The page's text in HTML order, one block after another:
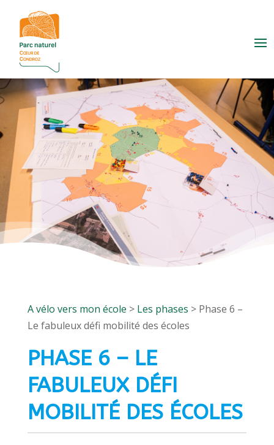
A vélo vers mon école > Les phases > Phase 6 –
Le fabuleux défi mobilité des écoles
PHASE 6 – LE
FABULEUX DÉFI
MOBILITÉ DES ÉCOLES